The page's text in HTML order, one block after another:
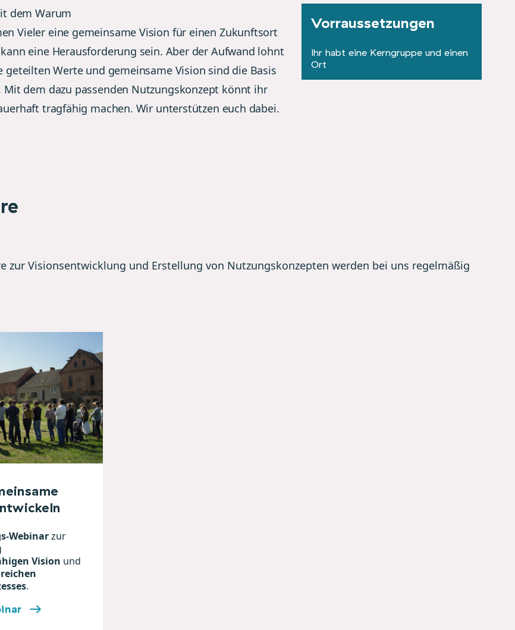
dem Warum
Vieler eine gemeinsame Vision für einen Zukunftsort
eine Herausforderung sein. Aber der Aufwand lohnt
geteilten Werte und gemeinsame Vision sind die Basis
Mit dem dazu passenden Nutzungskonzept könnt ihr
tragfähig machen. Wir unterstützen euch dabei.­
Vorraussetzungen
Ihr habt eine Kerngruppe und einen
Ort
zur Visionsentwicklung und Erstellung von Nutzungskonzepten werden bei uns regelmäßig
Webinarzur
Vision und
.